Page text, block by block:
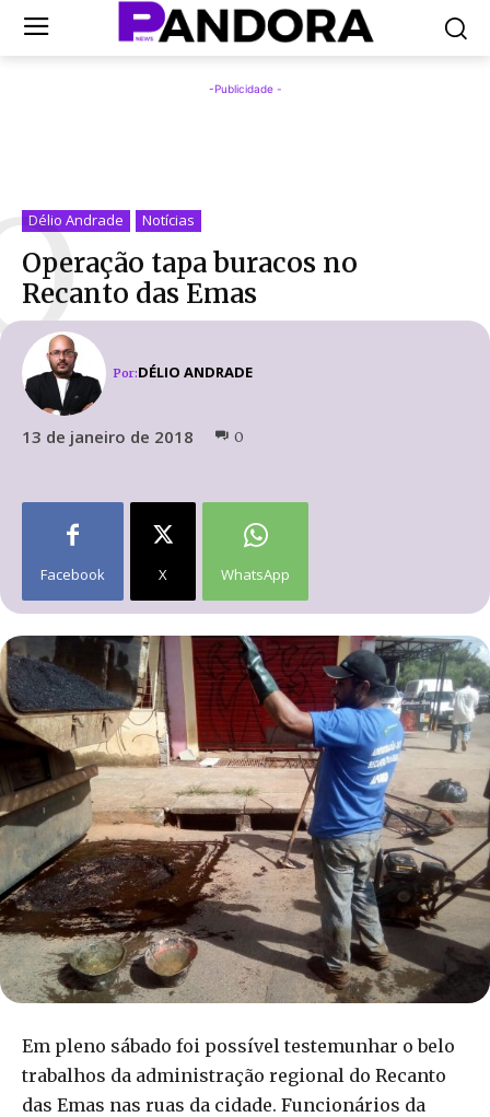
-Publicidade -
Délio Andrade Notícias
Operação tapa buracos no
Recanto das Emas
Por:DÉLIO ANDRADE
13 de janeiro de 2018 0
Facebook X WhatsApp
Em pleno sábado foi possível testemunhar o belo
trabalhos da administração regional do Recanto
das Emas nas ruas da cidade. Funcionários da